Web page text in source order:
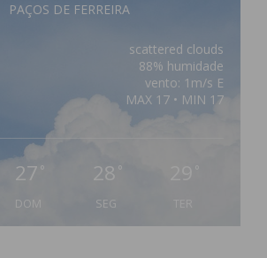
PAÇOS DE FERREIRA
scattered clouds
88% humidade
vento: 1m/s E
MAX 17 • MIN 17
27 °
DOM
28 °
SEG